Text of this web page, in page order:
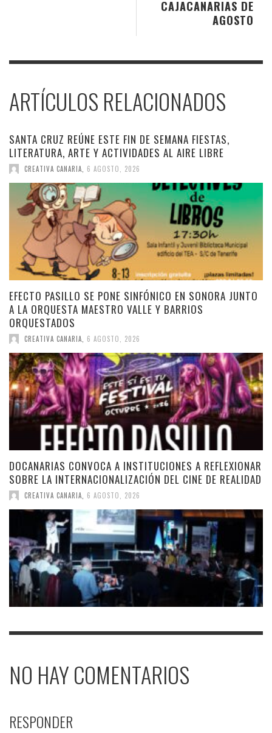
CAJACANARIAS DE
AGOSTO
ARTÍCULOS RELACIONADOS
SANTA CRUZ REÚNE ESTE FIN DE SEMANA FIESTAS,
LITERATURA, ARTE Y ACTIVIDADES AL AIRE LIBRE
CREATIVA CANARIA 6 AGOSTO, 2026
EFECTO PASILLO SE PONE SINFÓNICO EN SONORA JUNTO
A LA ORQUESTA MAESTRO VALLE Y BARRIOS
ORQUESTADOS
CREATIVA CANARIA 6 AGOSTO, 2026
DOCANARIAS CONVOCA A INSTITUCIONES A REFLEXIONAR
SOBRE LA INTERNACIONALIZACIÓN DEL CINE DE REALIDAD
CREATIVA CANARIA 6 AGOSTO, 2026
NO HAY COMENTARIOS
RESPONDER